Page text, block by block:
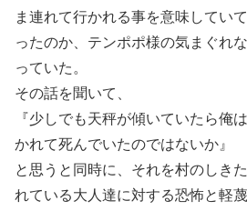
ま連れて行かれる事を意味してい
ったのか、テンポポ様の気まぐれ
っていた。
その話を聞いて、
『少しでも天秤が傾いていたら俺
かれて死んでいたのではないか』
と思うと同時に、それを村のしき
れている大人達に対する恐怖と軽